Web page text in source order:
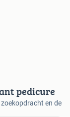
pedicure
en de